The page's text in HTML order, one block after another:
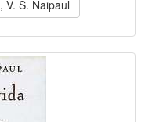
, V. S. Naipaul